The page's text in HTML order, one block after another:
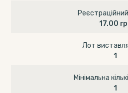
17.00
Лот
1
Мінімальна
1